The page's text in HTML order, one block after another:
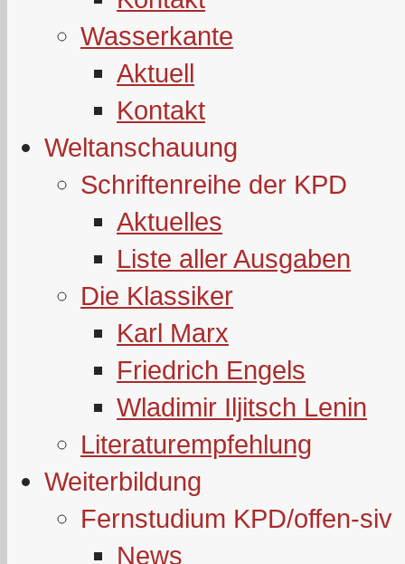
Wasserkante
Aktuell
Kontakt
Weltanschauung
Schriftenreihe der KPD
Aktuelles
Liste aller Ausgaben
Die Klassiker
Karl Marx
Friedrich Engels
Wladimir Iljitsch Lenin
Literaturempfehlung
Weiterbildung
Fernstudium KPD/offen-siv
News